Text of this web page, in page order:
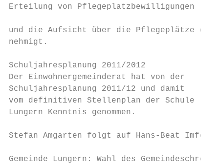
Erteilung von
und die Aufsicht über die Pflegeplätze ge-
nehmigt.
Schuljahresplanung 2011/2012
Der Einwohnergemeinderat hat von
Schuljahresplanung 2011/12 und damit
vom definitiven Stellenplan der Schule
Lungern Kenntnis genommen.
Stefan Amgarten folgt auf Hans-Beat Imfeld
Gemeinde Lungern: Wahl des